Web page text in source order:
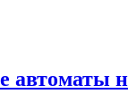
автоматы